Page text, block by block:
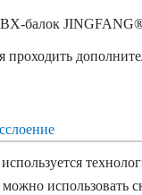
балок
использовать